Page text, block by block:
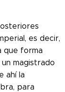
es decir,
que forma
magistrado
ahí la
para